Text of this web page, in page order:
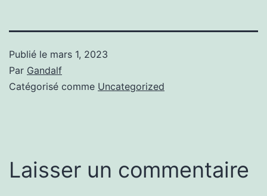
Publié le mars 1, 2023
Par Gandalf
Catégorisé comme Uncategorized
Laisser un commentaire